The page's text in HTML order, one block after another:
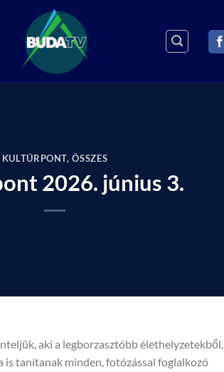
KULTÚRPONT,ÖSSZES
2026. június 3.
aki a legborzasztóbb élethelyzetekből,
tanítanak minden, fotózással foglalkozó